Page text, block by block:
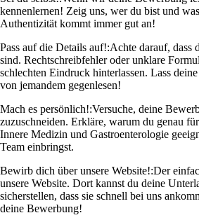
kennenlernen! Zeig uns, wer du bist und
Authentizität kommt immer gut an!
Pass auf die Details auf!:Achte darauf, dass
sind. Rechtschreibfehler oder unklare
schlechten Eindruck hinterlassen. Lass
von jemandem gegenlesen!
Mach es persönlich!:Versuche, deine
zuzuschneiden. Erkläre, warum du genau
Innere Medizin und Gastroenterologie
Team einbringst.
Bewirb dich über unsere Website!:Der
unsere Website. Dort kannst du deine
sicherstellen, dass sie schnell bei uns
deine Bewerbung!